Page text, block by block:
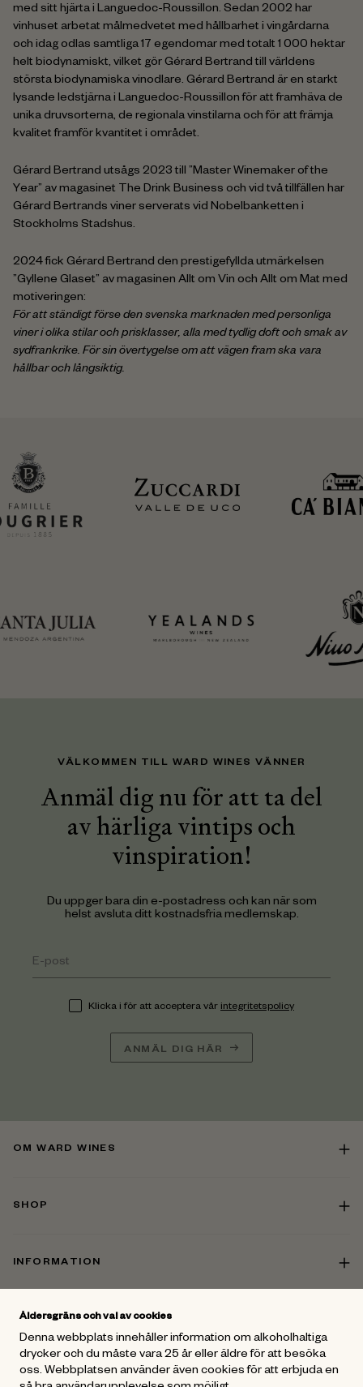
med sitt hjärta i Languedoc-Roussillon. Sedan 2002 har
vinhuset arbetat målmedvetet med hållbarhet i vingårdarna
och idag odlas samtliga 17 egendomar med totalt 1 000 hektar
helt biodynamiskt, vilket gör Gérard Bertrand till världens
största biodynamiska vinodlare. Gérard Bertrand är en starkt
lysande ledstjärna i Languedoc-Roussillon för att framhäva de
unika druvsorterna, de regionala vinstilarna och för att främja
kvalitet framför kvantitet i området.
Gérard Bertrand utsågs 2023 till ”Master Winemaker of the
Year” av magasinet The Drink Business och vid två tillfällen har
Gérard Bertrands viner serverats vid Nobelbanketten i
Stockholms Stadshus.
2024 fick Gérard Bertrand den prestigefyllda utmärkelsen
”Gyllene Glaset” av magasinen Allt om Vin och Allt om Mat med
motiveringen:
För att ständigt förse den svenska marknaden med personliga
viner i olika stilar och prisklasser, alla med tydlig doft och smak av
sydfrankrike. För sin övertygelse om att vägen fram ska vara
hållbar och långsiktig.
VÄLKOMMEN TILL WARD WINES VÄNNER
Anmäl dig nu för att ta del
av härliga vintips och
vinspiration!
Du uppger bara din e-postadress och kan när som
helst avsluta ditt kostnadsfria medlemskap.
Klicka i för att acceptera vår integritetspolicy
ANMÄL DIG HÄR
OM WARD WINES
SHOP
INFORMATION
KONTAKT
Åldersgräns och val av cookies
Denna webbplats innehåller information om alkoholhaltiga
drycker och du måste vara 25 år eller äldre för att besöka
oss. Webbplatsen använder även cookies för att erbjuda en